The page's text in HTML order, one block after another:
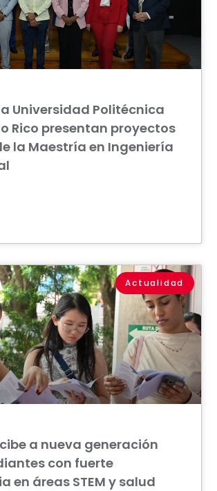
la Universidad Politécnica
Rico presentan proyectos
la Maestría en Ingeniería
Actualidad
a nueva generación
con fuerte
en áreas STEM y salud